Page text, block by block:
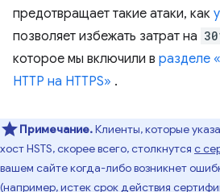
предотвращает такие атаки, как
позволяет избежать затрат на
которое мы включили в разделе
HTTP на HTTPS» .
Примечание.Клиенты, которые
хост HSTS, скорее всего, столкнутся с
вашем сайте когда-либо возникнет
(например, истек срок действия